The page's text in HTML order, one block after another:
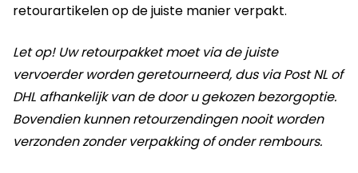
retourartikelen op de juiste manier verpakt.
Let op! Uw retourpakket moet via de juiste
vervoerder worden geretourneerd, dus via Post NL of
DHL afhankelijk van de door u gekozen bezorgoptie.
Bovendien kunnen retourzendingen nooit worden
verzonden zonder verpakking of onder rembours.